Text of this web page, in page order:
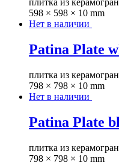
плитка из
598 × 598 × 10 mm
Нет в наличии
Patina Plate
плитка из
798 × 798 × 10 mm
Нет в наличии
Patina Plate
плитка из
798 × 798 × 10 mm